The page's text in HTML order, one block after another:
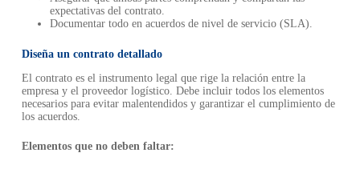
expectativas del contrato.
Documentar todo en acuerdos de nivel de servicio (SLA).
Diseña un contrato detallado
El contrato es el instrumento legal que rige la relación entre la
empresa y el proveedor logístico. Debe incluir todos los elementos
necesarios para evitar malentendidos y garantizar el cumplimiento de
los acuerdos.
Elementos que no deben faltar: